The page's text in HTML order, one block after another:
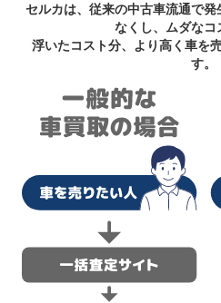
セルカは、従来の中古車流通で
なくし、ムダなコ
浮いたコスト分、より高く車を
す。